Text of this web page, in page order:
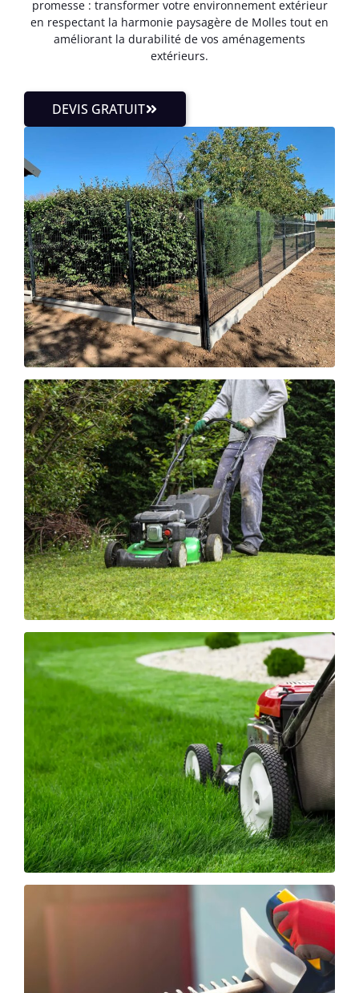
promesse : transformer votre environnement extérieur
en respectant la harmonie paysagère de Molles tout en
améliorant la durabilité de vos aménagements
extérieurs.
DEVIS GRATUIT